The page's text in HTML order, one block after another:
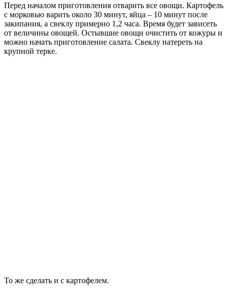
Перед началом приготовления отварить все овощи. Картофель
с морковью варить около 30 минут, яйца – 10 минут после
закипания, а свеклу примерно 1,2 часа. Время будет зависеть
от величины овощей. Остывшие овощи очистить от кожуры и
можно начать приготовление салата. Свеклу натереть на
крупной терке.
То же сделать и с картофелем.